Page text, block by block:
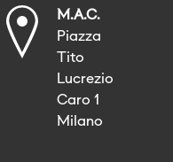
M.A.C.
Piazza
Tito
Lucrezio
Caro 1
Milano